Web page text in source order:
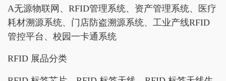
A无源物联网、RFID管理系统、资产管理系统、医疗
耗材溯源系统、门店防盗溯源系统、工业产线RFID
管控平台、校园一卡通系统
RFID 展品分类